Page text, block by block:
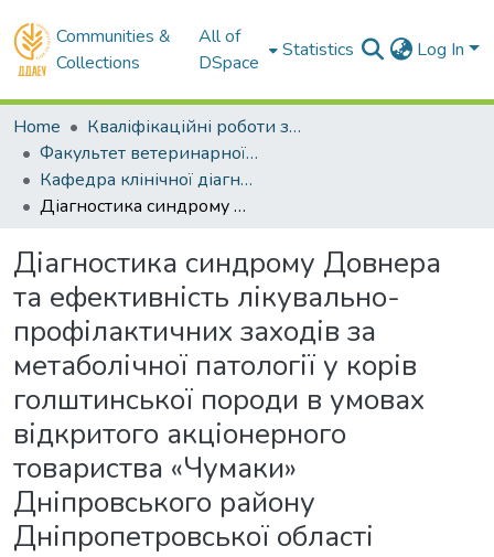
Communities &
Collections
All of
DSpace
Statistics Log In
Home
Кваліфікаційні роботи здобувачів вищої освіти
Факультет ветеринарної медицини
Кафедра клінічної діагностики та внутрішніх хвороб тварин. Магістри
Діагностика синдрому Довнера та ефективність лікувально-профілактичних заходів за метаболічної патології у корів голштинської породи в умовах відкритого акціонерного товариства «Чумаки» Дніпровського району Дніпропетровської області
Діагностика синдрому Довнера
та ефективність лікувально-
профілактичних заходів за
метаболічної патології у корів
голштинської породи в умовах
відкритого акціонерного
товариства «Чумаки»
Дніпровського району
Дніпропетровської області